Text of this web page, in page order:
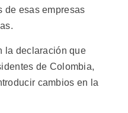
de esas empresas
la declaración que
de Colombia,
cambios en la